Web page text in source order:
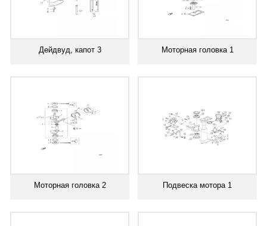
Дейдвуд, капот 3 Моторная головка 1
Моторная головка 2 Подвеска мотора 1